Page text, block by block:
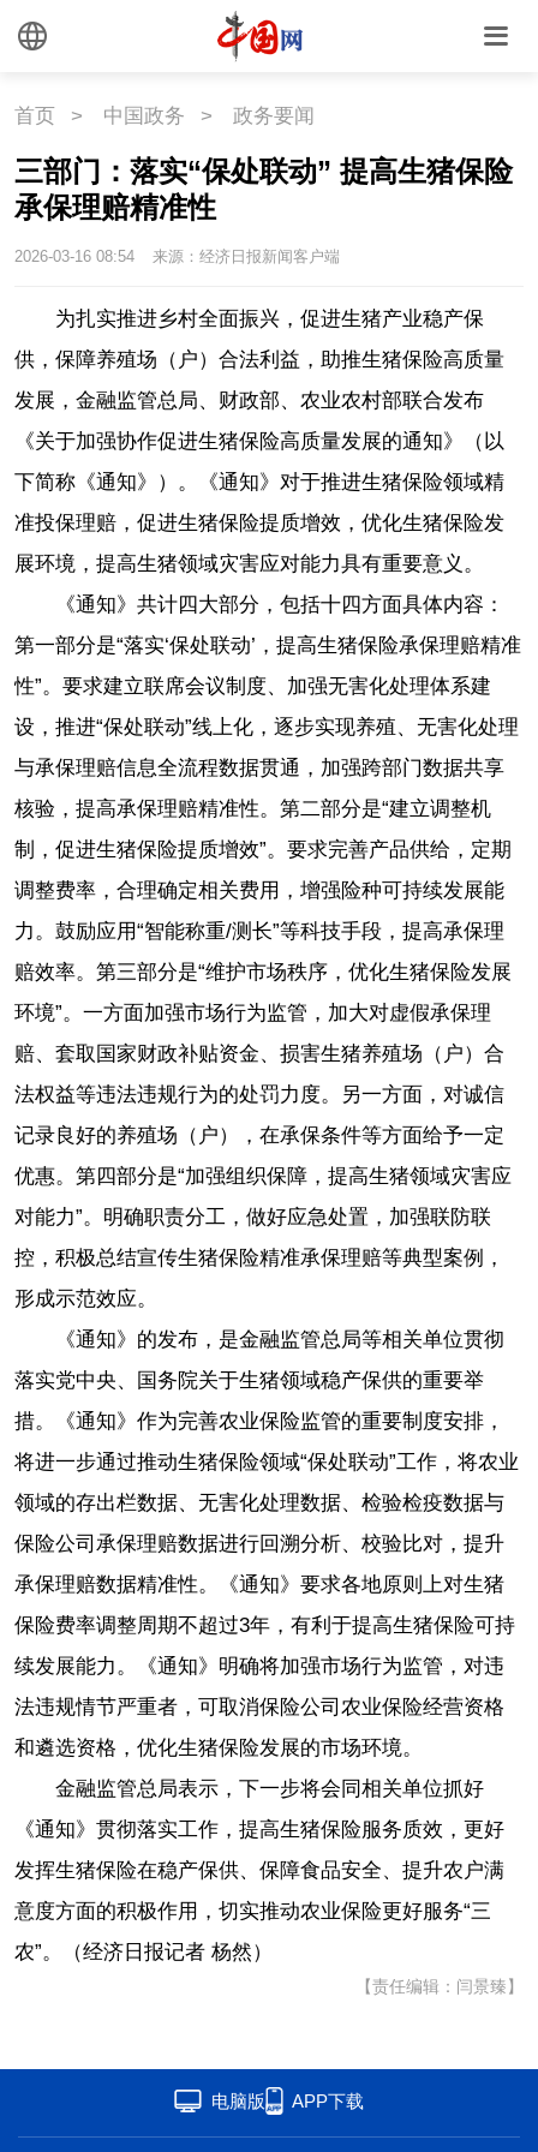
首页 > 中国政务 > 政务要闻
三部门：落实“保处联动” 提高生猪保险
承保理赔精准性
2026-03-16 08:54 来源：经济日报新闻客户端
为扎实推进乡村全面振兴，促进生猪产业稳产保
供，保障养殖场（户）合法利益，助推生猪保险高质量
发展，金融监管总局、财政部、农业农村部联合发布
《关于加强协作促进生猪保险高质量发展的通知》（以
下简称《通知》）。《通知》对于推进生猪保险领域精
准投保理赔，促进生猪保险提质增效，优化生猪保险发
展环境，提高生猪领域灾害应对能力具有重要意义。
《通知》共计四大部分，包括十四方面具体内容：
第一部分是“落实‘保处联动’，提高生猪保险承保理赔精准
性”。要求建立联席会议制度、加强无害化处理体系建
设，推进“保处联动”线上化，逐步实现养殖、无害化处理
与承保理赔信息全流程数据贯通，加强跨部门数据共享
核验，提高承保理赔精准性。第二部分是“建立调整机
制，促进生猪保险提质增效”。要求完善产品供给，定期
调整费率，合理确定相关费用，增强险种可持续发展能
力。鼓励应用“智能称重/测长”等科技手段，提高承保理
赔效率。第三部分是“维护市场秩序，优化生猪保险发展
环境”。一方面加强市场行为监管，加大对虚假承保理
赔、套取国家财政补贴资金、损害生猪养殖场（户）合
法权益等违法违规行为的处罚力度。另一方面，对诚信
记录良好的养殖场（户），在承保条件等方面给予一定
优惠。第四部分是“加强组织保障，提高生猪领域灾害应
对能力”。明确职责分工，做好应急处置，加强联防联
控，积极总结宣传生猪保险精准承保理赔等典型案例，
形成示范效应。
《通知》的发布，是金融监管总局等相关单位贯彻
落实党中央、国务院关于生猪领域稳产保供的重要举
措。《通知》作为完善农业保险监管的重要制度安排，
将进一步通过推动生猪保险领域“保处联动”工作，将农业
领域的存出栏数据、无害化处理数据、检验检疫数据与
保险公司承保理赔数据进行回溯分析、校验比对，提升
承保理赔数据精准性。《通知》要求各地原则上对生猪
保险费率调整周期不超过3年，有利于提高生猪保险可持
续发展能力。《通知》明确将加强市场行为监管，对违
法违规情节严重者，可取消保险公司农业保险经营资格
和遴选资格，优化生猪保险发展的市场环境。
金融监管总局表示，下一步将会同相关单位抓好
《通知》贯彻落实工作，提高生猪保险服务质效，更好
发挥生猪保险在稳产保供、保障食品安全、提升农户满
意度方面的积极作用，切实推动农业保险更好服务“三
农”。（经济日报记者 杨然）
【责任编辑：闫景臻】
电脑版 APP下载